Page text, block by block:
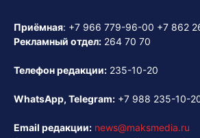
Приёмная: +7 966 779-96-00 +7 862
Рекламный отдел: 264 70 70
Телефон редакции: 235-10-20
WhatsApp, Telegram: +7 988 235-10-
Email редакции: news@maksmedia.ru